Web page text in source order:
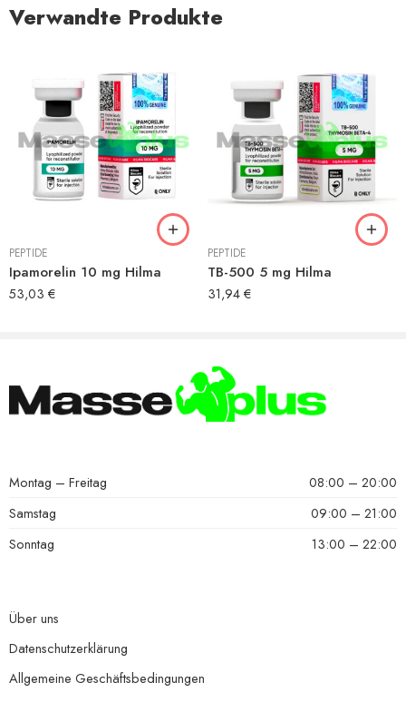
Verwandte Produkte
PEPTIDE
Ipamorelin 10 mg Hilma
53,03 €
PEPTIDE
TB-500 5 mg Hilma
31,94€
Montag – Freitag
08:00 – 20:00
Samstag
09:00 – 21:00
Sonntag
13:00 – 22:00
Über uns
Datenschutzerklärung
Allgemeine Geschäftsbedingungen